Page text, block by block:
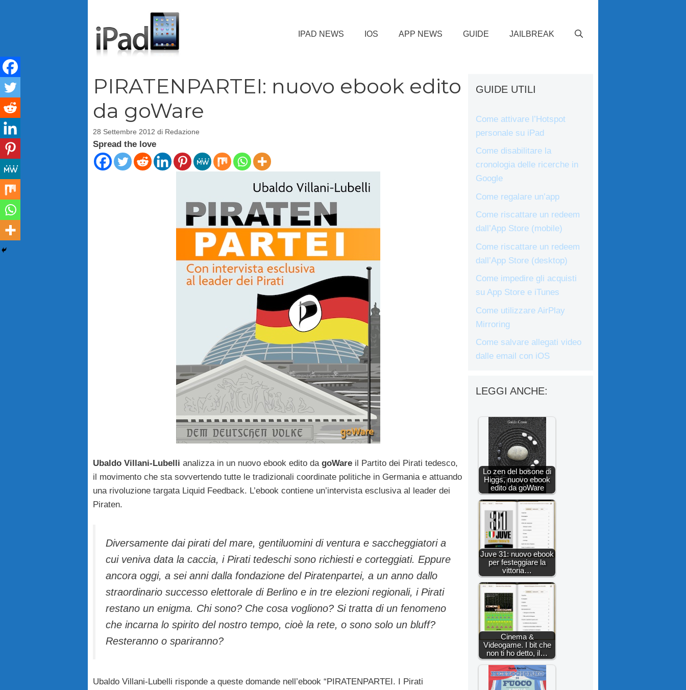
IPAD NEWS IOS APP NEWS GUIDE JAILBREAK
PIRATENPARTEI: nuovo ebook edito
da goWare
28 Settembre 2012 di Redazione
Spread the love
Ubaldo Villani-Lubelli analizza in un nuovo ebook edito da goWare il Partito dei Pirati tedesco,
il movimento che sta sovvertendo tutte le tradizionali coordinate politiche in Germania e attuando
una rivoluzione targata Liquid Feedback. L’ebook contiene un’intervista esclusiva al leader dei
Piraten.
Diversamente dai pirati del mare, gentiluomini di ventura e saccheggiatori a
cui veniva data la caccia, i Pirati tedeschi sono richiesti e corteggiati. Eppure
ancora oggi, a sei anni dalla fondazione del Piratenpartei, a un anno dallo
straordinario successo elettorale di Berlino e in tre elezioni regionali, i Pirati
restano un enigma. Chi sono? Che cosa vogliono? Si tratta di un fenomeno
che incarna lo spirito del nostro tempo, cioè la rete, o sono solo un bluff?
Resteranno o spariranno?
Ubaldo Villani-Lubelli risponde a queste domande nell’ebook “PIRATENPARTEI. I Pirati
GUIDE UTILI
Come attivare l’Hotspot
personale su iPad
Come disabilitare la
cronologia delle ricerche in
Google
Come regalare un’app
Come riscattare un redeem
dall’App Store (mobile)
Come riscattare un redeem
dall’App Store (desktop)
Come impedire gli acquisti
su App Store e iTunes
Come utilizzare AirPlay
Mirroring
Come salvare allegati video
dalle email con iOS
LEGGI ANCHE:
Lo zen del bosone di
Higgs, nuovo ebook
edito da goWare
Juve 31: nuovo ebook
per festeggiare la
vittoria…
Cinema &
Videogame. I bit che
non ti ho detto, il…